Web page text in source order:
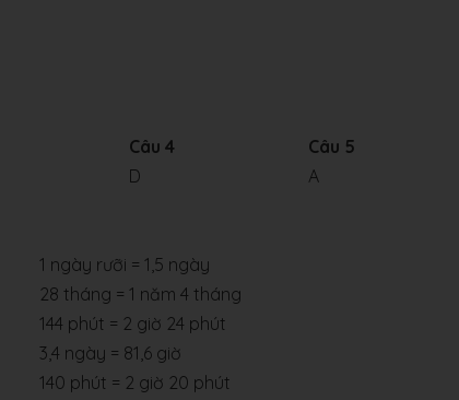
Câu 4
Câu 5
D
A
1 ngày rưỡi = 1,5 ngày
28 tháng = 1 năm 4 tháng
144 phút = 2 giờ 24 phút
3,4 ngày = 81,6 giờ
140 phút = 2 giờ 20 phút